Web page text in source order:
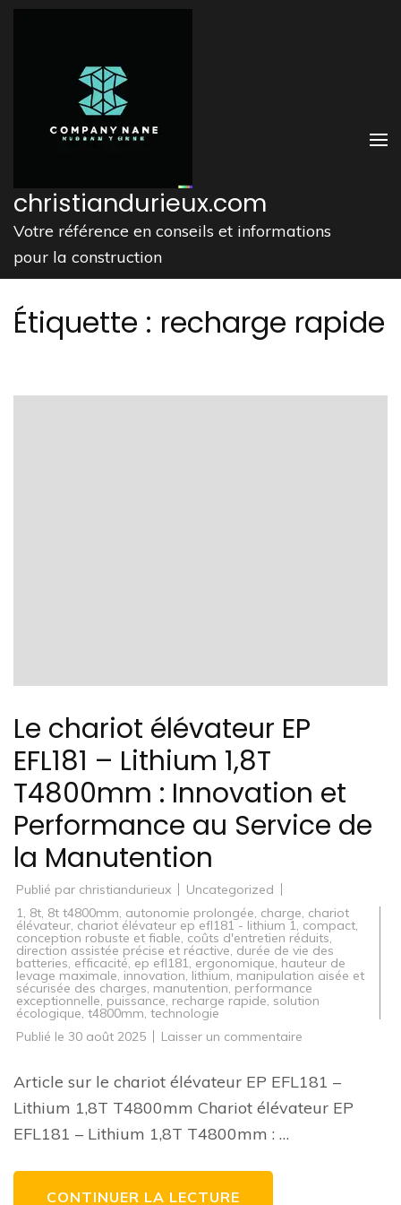
Aller
christiandurieux.com
Votre référence en conseils et informations
pour la construction
Étiquette : recharge rapide
Le chariot élévateur EP
EFL181 – Lithium 1,8T
T4800mm : Innovation et
Performance au Service de
la Manutention
Publié par christiandurieux
Uncategorized
1, 8t, 8t t4800mm, autonomie prolongée, charge, chariot
élévateur, chariot élévateur ep efl181 - lithium 1, compact,
conception robuste et fiable, coûts d'entretien réduits,
direction assistée précise et réactive, durée de vie des
batteries, efficacité, ep efl181, ergonomique, hauteur de
levage maximale, innovation, lithium, manipulation aisée et
sécurisée des charges, manutention, performance
exceptionnelle, puissance, recharge rapide, solution
écologique, t4800mm, technologie
Publié le 30 août 2025 Laisser un commentaire
élévateur
EP
–
Article sur le chariot élévateur EP EFL181 –
Lithium 1,8T T4800mm Chariot élévateur EP
EFL181 – Lithium 1,8T T4800mm : …
CONTINUER LA LECTURE